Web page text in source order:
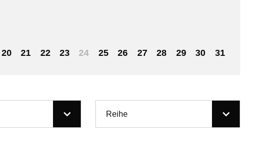
20 21 22 23 24 25 26 27 28 29 30 31
Reihe